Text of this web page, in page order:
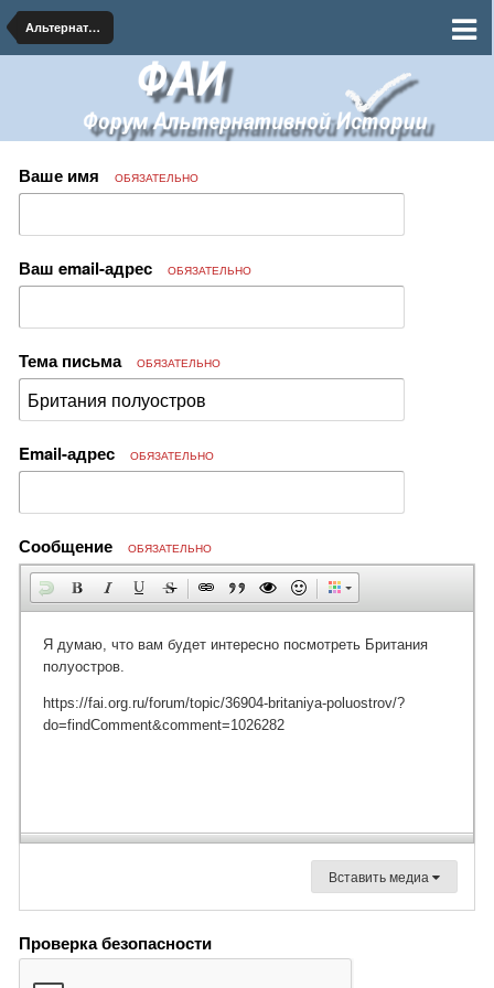
Альтернативная География
Ваше имя ОБЯЗАТЕЛЬНО
Ваш email-адрес ОБЯЗАТЕЛЬНО
Тема письма ОБЯЗАТЕЛЬНО
Email-адрес ОБЯЗАТЕЛЬНО
Сообщение ОБЯЗАТЕЛЬНО
Вставить медиа
Проверка безопасности